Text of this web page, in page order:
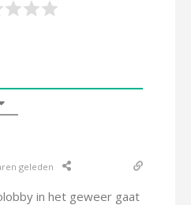
geleden
in het geweer gaat